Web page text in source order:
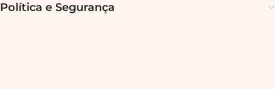
Política e Segurança